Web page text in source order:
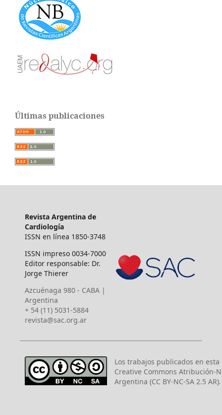
Últimas publicaciones
Revista Argentina de
Cardiología
ISSN en línea 1850-3748
ISSN impreso 0034-7000
Editor responsable: Dr.
Jorge Thierer
Azcuénaga 980 - CABA |
Argentina
+ 54 (11) 5031-5884
revista@sac.org.ar
Los trabajos publicados en
Creative Commons Atribución-
Argentina (CC BY-NC-SA 2.5 AR).